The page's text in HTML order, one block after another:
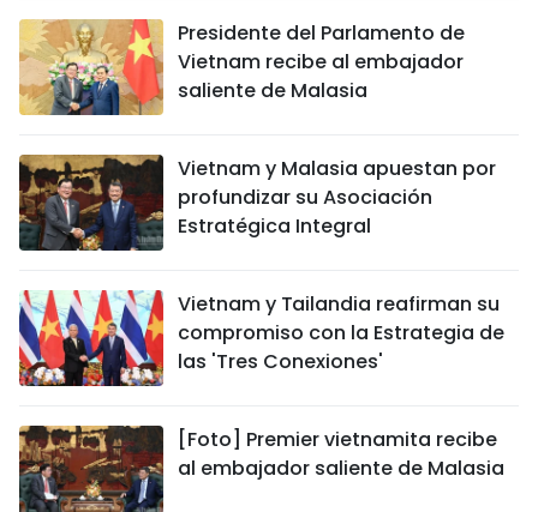
Presidente del Parlamento de
Vietnam recibe al embajador
saliente de Malasia
Vietnam y Malasia apuestan por
profundizar su Asociación
Estratégica Integral
Vietnam y Tailandia reafirman su
compromiso con la Estrategia de
las 'Tres Conexiones'
[Foto] Premier vietnamita recibe
al embajador saliente de Malasia